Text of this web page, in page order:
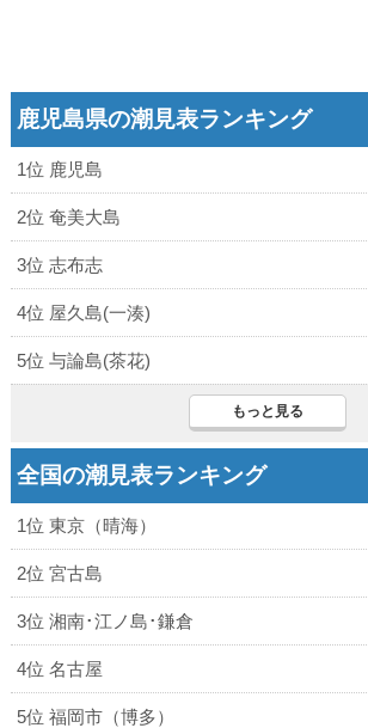
鹿児島県の潮見表ランキング
1位 鹿児島
2位 奄美大島
3位 志布志
4位 屋久島(一湊)
5位 与論島(茶花)
もっと見る
全国の潮見表ランキング
1位 東京（晴海）
2位 宮古島
3位 湘南･江ノ島･鎌倉
4位 名古屋
5位 福岡市（博多）